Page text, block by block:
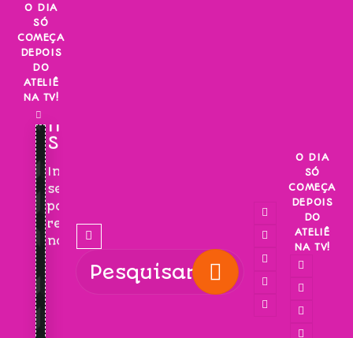
Skip
content
O DIA
SÓ
COMEÇA
DEPOIS
DO
ATELIÊ
NA TV!
INSCREVA-
SE!
Inscreva-
se
para
receber
novidades!
O DIA
SÓ
COMEÇA
DEPOIS
DO
ATELIÊ
NA TV!